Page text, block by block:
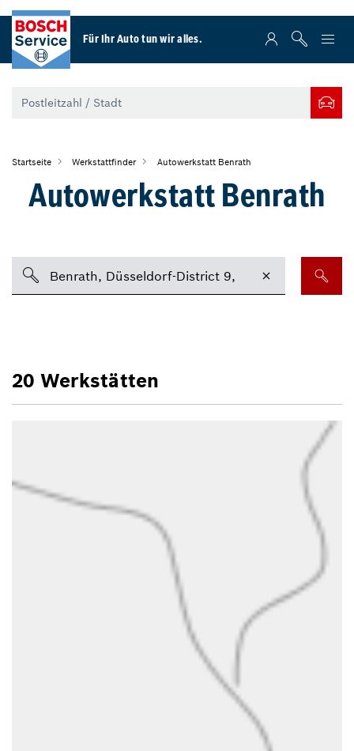
Für Ihr Auto tun wir alles.
Startseite Werkstattfinder Autowerkstatt Benrath
Autowerkstatt Benrath